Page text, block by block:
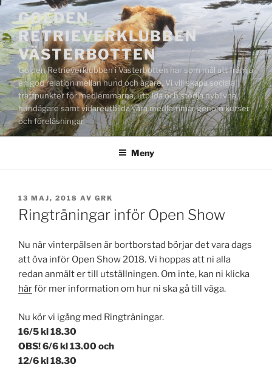
Hoppa
innehåll
GOLDEN
RETRIEVERKLUBBEN
VÄSTERBOTTEN
Golden Retrieverklubben i Västerbotten har som mål att främja
en god relation mellan hund och ägare. Vi vill skapa sociala
träffpunkter för medlemmarna, utbilda och stödja nyblivna
hundägare samt vidareutbilda våra medlemmar genom kurser
och föreläsningar.
Meny
PUBLICERAT
13 MAJ, 2018 AV GRK
Ringträningar inför Open Show
Nu när vinterpälsen är bortborstad börjar det vara dags
att öva inför Open Show 2018. Vi hoppas att ni alla
redan anmält er till utställningen. Om inte, kan ni klicka
härför mer information om hur ni ska gå till väga.
Nu kör vi igång med Ringträningar.
16/5 kl 18.30
OBS! 6/6 kl 13.00 och
12/6 kl 18.30